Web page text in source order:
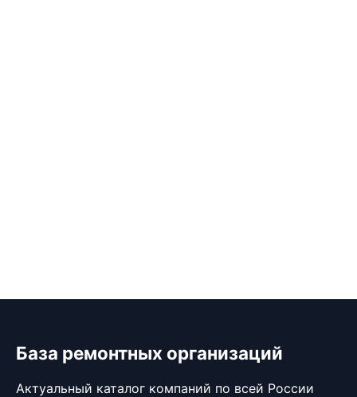
База ремонтных организаций
Актуальный каталог компаний по всей России